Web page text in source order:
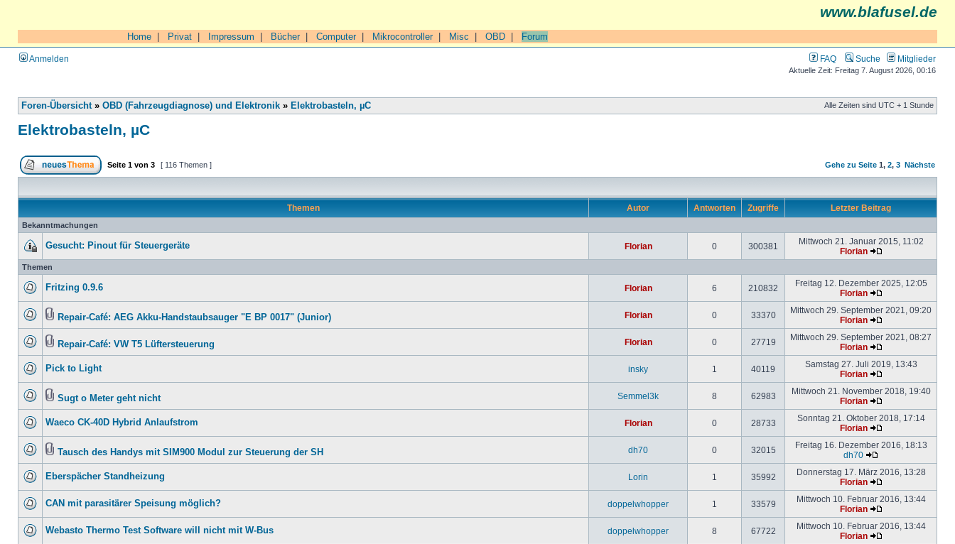
www.blafusel.de
Home Privat Impressum Bücher| Computer| Mikrocontroller| Misc OBD Forum
Anmelden FAQ Suche Mitglieder
Aktuelle Zeit: Freitag 7. August 2026, 00:16
Foren-Übersicht» OBD (Fahrzeugdiagnose) und Elektronik » Elektrobasteln, µC Alle Zeiten sind UTC + 1 Stunde
Elektrobasteln, µC
Seite 1 von 3 [ 116 Themen ] Gehe zu Seite 1, 2, 3 Nächste
Themen Autor Antworten Zugriffe Letzter Beitrag
Bekanntmachungen
Gesucht: Pinout für Steuergeräte Florian 0 300381
Mittwoch 21. Januar 2015, 11:02
Florian
Themen
Fritzing 0.9.6 Florian 6 210832
Freitag 12. Dezember 2025, 12:05
Florian
Repair-Café: AEG Akku-Handstaubsauger "E BP 0017" (Junior) Florian 0 33370
Mittwoch 29. September 2021, 09:20
Florian
Repair-Café: VW T5 Lüftersteuerung Florian 0 27719
Mittwoch 29. September 2021, 08:27
Florian
Pick to Light insky 1 40119
Samstag 27. Juli 2019, 13:43
Florian
Sugt o Meter geht nicht Semmel3k 8 62983
Mittwoch 21. November 2018, 19:40
Florian
Waeco CK-40D Hybrid Anlaufstrom Florian 0 28733
Sonntag 21. Oktober 2018, 17:14
Florian
Tausch des Handys mit SIM900 Modul zur Steuerung der SH dh70 0 32015
Freitag 16. Dezember 2016, 18:13
dh70
Eberspächer Standheizung Lorin 1 35992
Donnerstag 17. März 2016, 13:28
Florian
CAN mit parasitärer Speisung möglich? doppelwhopper 1 33579
Mittwoch 10. Februar 2016, 13:44
Florian
Webasto Thermo Test Software will nicht mit W-Bus doppelwhopper 8 67722
Mittwoch 10. Februar 2016, 13:44
Florian